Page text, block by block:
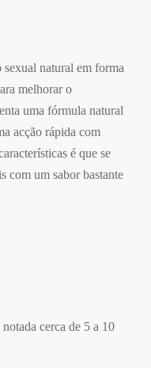
sexual natural em forma
melhorar o
uma fórmula natural
acção rápida com
é que se
com um sabor bastante
cerca de 5 a 10